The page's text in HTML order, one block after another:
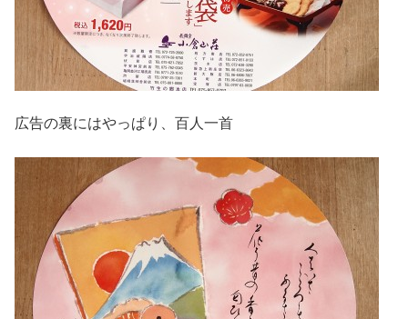
広告の裏にはやっぱり、百人一首